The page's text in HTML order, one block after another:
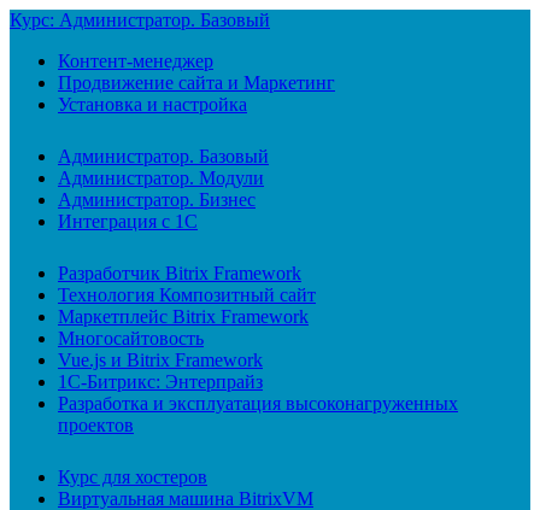
Курс: Администратор. Базовый
Контент-менеджер
Продвижение сайта и Маркетинг
Установка и настройка
Администратор. Базовый
Администратор. Модули
Администратор. Бизнес
Интеграция с 1С
Разработчик Bitrix Framework
Технология Композитный сайт
Маркетплейс Bitrix Framework
Многосайтовость
Vue.js и Bitrix Framework
1С-Битрикс: Энтерпрайз
Разработка и эксплуатация высоконагруженных
проектов
Курс для хостеров
Виртуальная машина BitrixVM